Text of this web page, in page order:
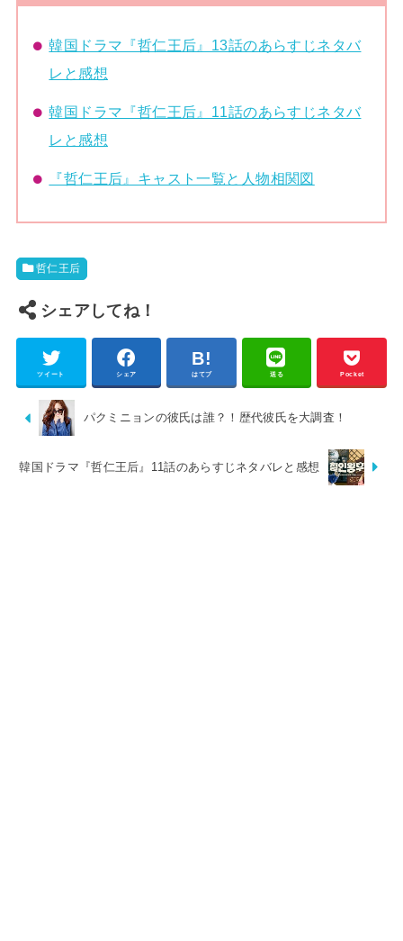
韓国ドラマ『哲仁王后』13話のあらすじネタバ
レと感想
韓国ドラマ『哲仁王后』11話のあらすじネタバ
レと感想
『哲仁王后』キャスト一覧と人物相関図
哲仁王后
シェアしてね！
ツイート シェア はてブ 送る Pocket
パクミニョンの彼氏は誰？！歴代彼氏を大調査！
韓国ドラマ『哲仁王后』11話のあらすじネタバレと感想